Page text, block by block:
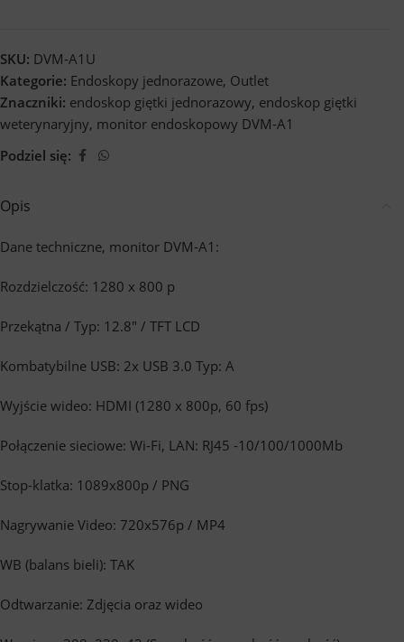
SKU: DVM-A1U
Kategorie: Endoskopy jednorazowe, Outlet
Znaczniki: endoskop giętki jednorazowy, endoskop giętki
weterynaryjny, monitor endoskopowy DVM-A1
Podziel się:
Opis
Dane techniczne, monitor DVM-A1:
Rozdzielczość: 1280 x 800 p
Przekątna / Typ: 12.8″ / TFT LCD
Kombatybilne USB: 2x USB 3.0 Typ: A
Wyjście wideo: HDMI (1280 x 800p, 60 fps)
Połączenie sieciowe: Wi-Fi, LAN: RJ45 -10/100/1000Mb
Stop-klatka: 1089x800p / PNG
Nagrywanie Video: 720x576p / MP4
WB (balans bieli): TAK
Odtwarzanie: Zdjęcia oraz wideo